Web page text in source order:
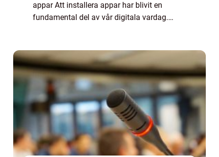
appar Att installera appar har blivit en
fundamental del av vår digitala vardag.